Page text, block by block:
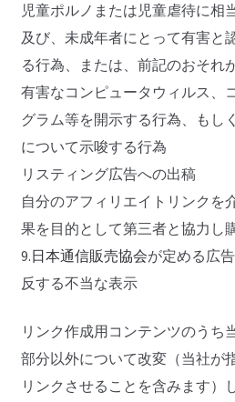
児童ポルノまたは児童虐待に相
及び、未成年者にとって有害と
る行為、または、前記のおそれ
有害なコンピュータウィルス、
グラム等を開示する行為、もし
について示唆する行為
リスティング広告への出稿
自分のアフィリエイトリンクを
果を目的として第三者と協力し
9.日本通信販売協会が定める広
反する不当な表示
リンク作成用コンテンツのうち
部分以外について改変（当社が
リンクさせることを含みます）